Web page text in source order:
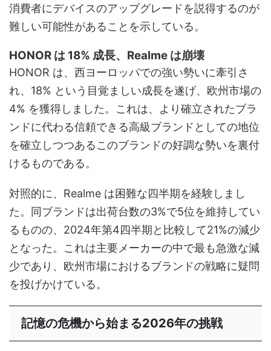
消費者にデバイスのアップグレードを説得するのが
難しい可能性があることを示している。
HONOR は 18% 成長、Realme は崩壊
HONOR は、西ヨーロッパでの強い勢いに牽引さ
れ、18% という目覚ましい成長を遂げ、欧州市場の
4% を獲得しました。これは、より確立されたブラ
ンドに代わる信頼できる高級ブランドとしての地位
を確立しつつあるこのブランドの好調な勢いを裏付
けるものである。
対照的に、Realme は困難な四半期を経験しまし
た。同ブランドは出荷台数の3%で5位を維持してい
るものの、2024年第4四半期と比較して21%の減少
となった。これは主要メーカーの中で最も急激な減
少であり、欧州市場におけるブランドの戦略に疑問
を投げかけている。
記憶の危機から始まる2026年の挑戦